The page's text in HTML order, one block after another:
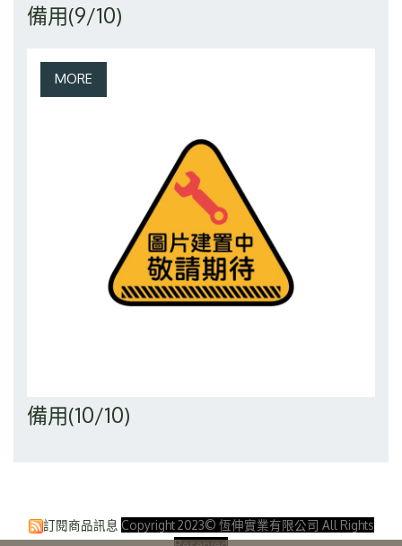
備用(9/10)
備用(10/10)
訂閱商品訊息 Copyright 2023© 恆伸實業有限公司 All Rights